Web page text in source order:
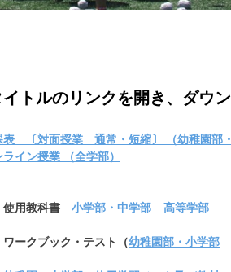
トルのリンクを開き、ダウ
表 〔対面授業 通常・短縮〕 （幼稚園部
イン授業 （全学部）
用教科書 小学部・中学部
高等学部
クブック・テスト（幼稚園部・小学部